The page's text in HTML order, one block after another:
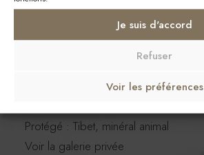
Je suis d'accord
Refuser
Voir les préférences
Protégé : Le chant des forêts
Protégé : Tibet, minéral animal
Voir la galerie privée